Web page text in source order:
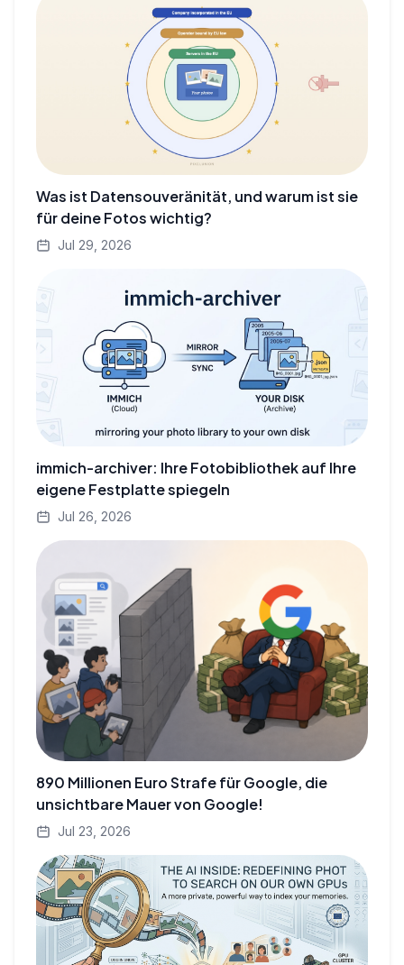
Was ist Datensouveränität, und warum ist sie
für deine Fotos wichtig?
Jul 29, 2026
immich-archiver: Ihre Fotobibliothek auf Ihre
eigene Festplatte spiegeln
Jul 26, 2026
890 Millionen Euro Strafe für Google, die
unsichtbare Mauer von Google!
Jul 23, 2026